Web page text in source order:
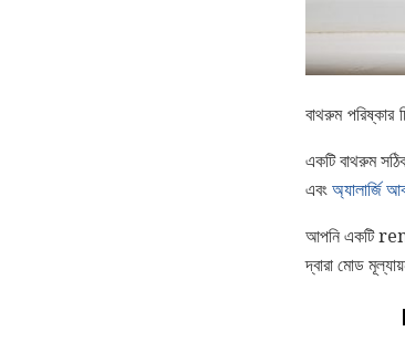
বাথরুম পরিষ্কার
একটি বাথরুম
এবং অ্যালার্জি
আপনি একটি
দ্বারা মোড